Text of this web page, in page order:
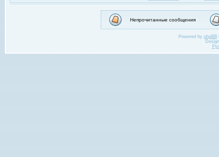
Непрочитанные сообщения
Powered by phpBB